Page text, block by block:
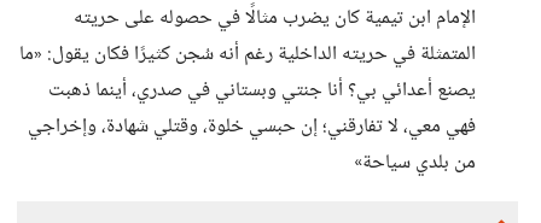
الإمام ابن تيمية كان يضرب مثالًا في حصوله على حريته
المتمثلة في حريته الداخلية رغم أنه سُجن كثيرًا فكان يقول: «ما
يصنع أعدائي بي؟ أنا جنتي وبستاني في صدري، أينما ذهبت
فهي معي، لا تفارقني؛ إن حبسي خلوة، وقتلي شهادة، وإخراجي
من بلدي سياحة»